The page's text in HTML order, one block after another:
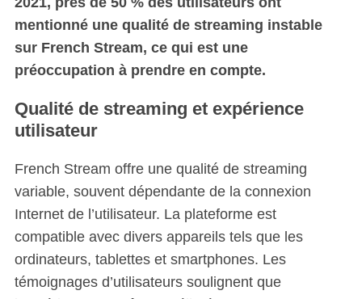
mentionné une qualité de streaming instable
sur French Stream, ce qui est une
préoccupation à prendre en compte.
Qualité de streaming et expérience
utilisateur
French Stream offre une qualité de streaming
variable, souvent dépendante de la connexion
Internet de l’utilisateur. La plateforme est
compatible avec divers appareils tels que les
ordinateurs, tablettes et smartphones. Les
témoignages d’utilisateurs soulignent que
S
a
c
h
f
: